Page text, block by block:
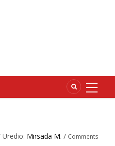
Uredio: Mirsada M. / Comments